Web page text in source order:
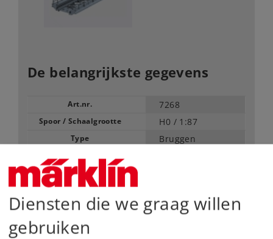
De belangrijkste gegevens
Art.nr. 7268
Spoor / Schaalgrootte H0 / 1:87
Type Bruggen
20,99 €
Leverbaar vanaf fabriek.
Diensten die we graag willen
gebruiken